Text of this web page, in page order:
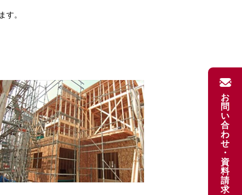
す。
お
問
い
合
わ
せ
・
資
料
請
求